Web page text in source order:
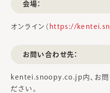
会場：
オンライン（ https://
お問い合わせ先：
kentei.snoopy.co.jp内、お問
ださい。